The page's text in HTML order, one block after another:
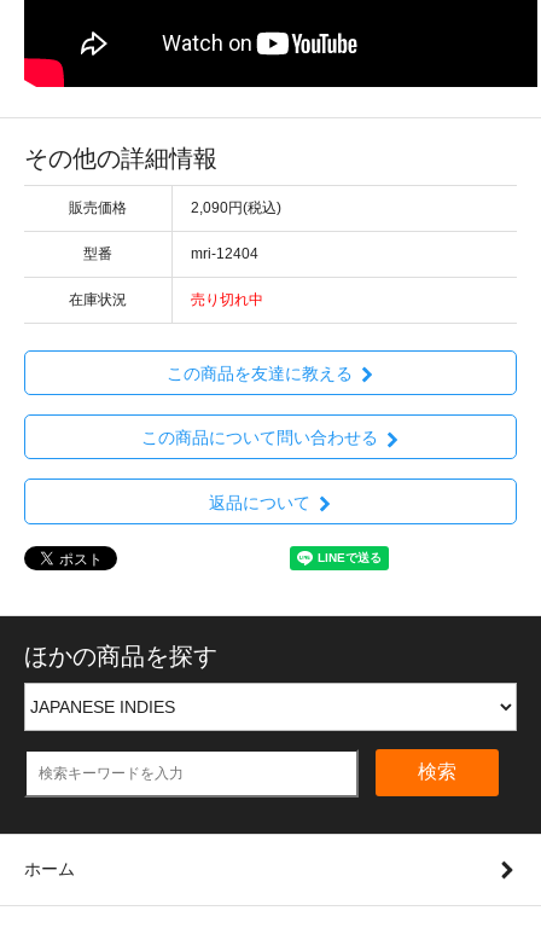
その他の詳細情報
販売価格 2,090円(税込)
型番 mri-12404
在庫状況 売り切れ中
この商品を友達に教える
この商品について問い合わせる
返品について
ほかの商品を探す
検索
ホーム